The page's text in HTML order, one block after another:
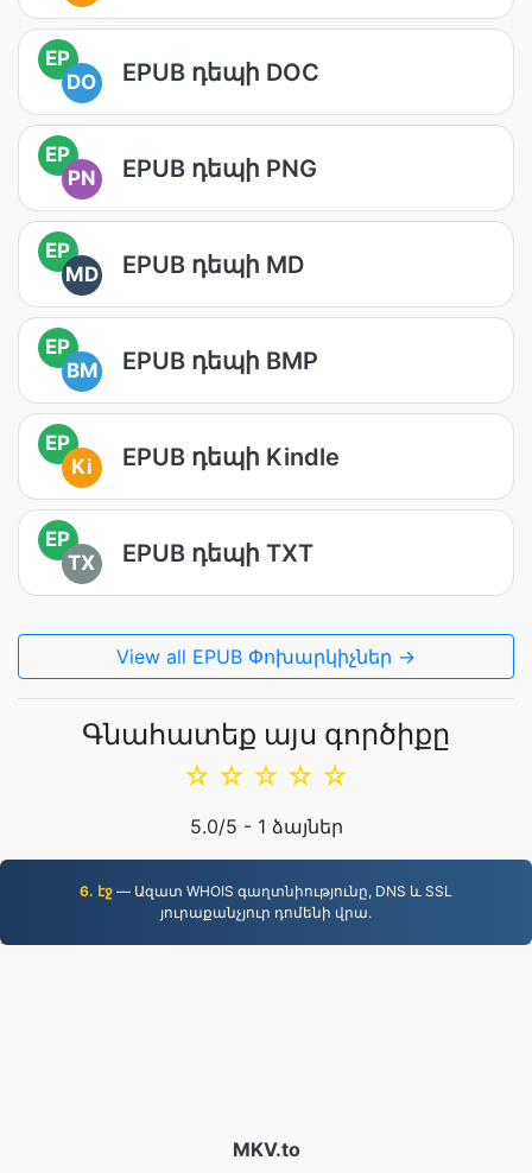
EP
DO
EPUB դեպի DOC
EP
PN
EPUB դեպի PNG
EP
MD
EPUB դեպի MD
EP
BM
EPUB դեպի BMP
EP
Ki
EPUB դեպի Kindle
EP
TX
EPUB դեպի TXT
View all EPUB Փոխարկիչներ →
Գնահատեք այս գործիքը
☆
☆
☆
☆
☆
5.0/5 - 1 ձայներ
6. էջ — Ազատ WHOIS գաղտնիությունը, DNS և SSL
յուրաքանչյուր դոմենի վրա.
MKV.to